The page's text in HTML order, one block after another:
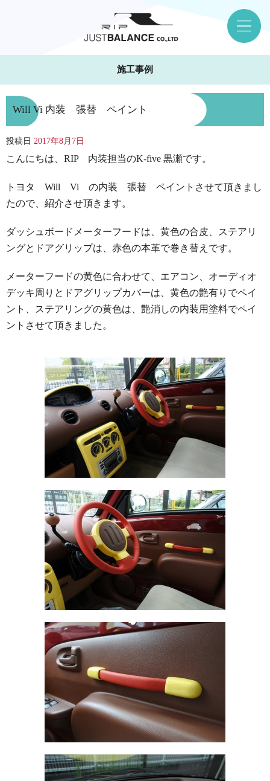
施工事例
Will Vi 内装 張替 ペイント
投稿日 2017年8月7日
こんにちは、RIP 内装担当のK-five 黒瀬です。
トヨタ Will Vi の内装 張替 ペイントさせて頂きまし
たので、紹介させ頂きます。
ダッシュボードメーターフードは、黄色の合皮、ステアリ
ングとドアグリップは、赤色の本革で巻き替えです。
メーターフードの黄色に合わせて、エアコン、オーディオ
デッキ周りとドアグリップカバーは、黄色の艶有りでペイ
ント、ステアリングの黄色は、艶消しの内装用塗料でペイ
ントさせて頂きました。